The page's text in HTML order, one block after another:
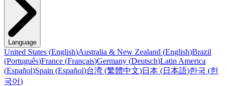
Language
United States (English)Australia & New Zealand (English)Brazil
(Português)France (Français)Germany (Deutsch)Latin America
(Español)Spain (Español)台湾 (繁體中文)日本 (日本語)한국 (한
국어)